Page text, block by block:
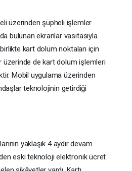
üzerinden şüpheli işlemler
bulunan ekranlar vasıtasıyla
kart dolum noktaları için
de kart dolum işlemleri
Mobil uygulama üzerinden
teknolojinin getirdiği
yaklaşık 4 aydır devam
eski teknoloji elektronik ücret